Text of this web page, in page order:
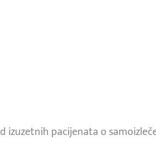
izuzetnih pacijenata o